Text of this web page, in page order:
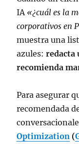
IA «¿cuál es la
corporativos en
muestra una
azules:redacta
recomienda
Para asegurar
recomendada
Optimization (